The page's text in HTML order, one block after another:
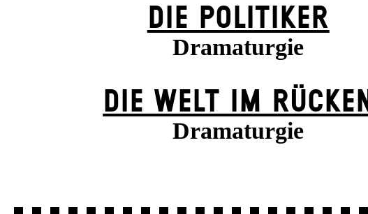
DIE POLITIKER
Dramaturgie
DIE WELT IM RÜCKEN
Dramaturgie